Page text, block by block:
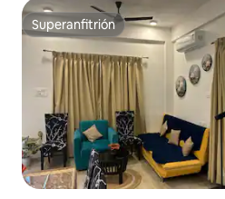
Superanfitrión
Superanfitrión